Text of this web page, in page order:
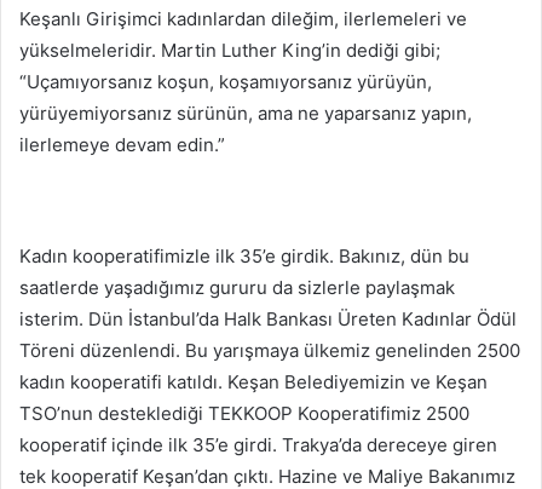
Keşanlı Girişimci kadınlardan dileğim, ilerlemeleri ve
yükselmeleridir. Martin Luther King’in dediği gibi;
“Uçamıyorsanız koşun, koşamıyorsanız yürüyün,
yürüyemiyorsanız sürünün, ama ne yaparsanız yapın,
ilerlemeye devam edin.”
Kadın kooperatifimizle ilk 35’e girdik. Bakınız, dün bu
saatlerde yaşadığımız gururu da sizlerle paylaşmak
isterim. Dün İstanbul’da Halk Bankası Üreten Kadınlar Ödül
Töreni düzenlendi. Bu yarışmaya ülkemiz genelinden 2500
kadın kooperatifi katıldı. Keşan Belediyemizin ve Keşan
TSO’nun desteklediği TEKKOOP Kooperatifimiz 2500
kooperatif içinde ilk 35’e girdi. Trakya’da dereceye giren
tek kooperatif Keşan’dan çıktı. Hazine ve Maliye Bakanımız